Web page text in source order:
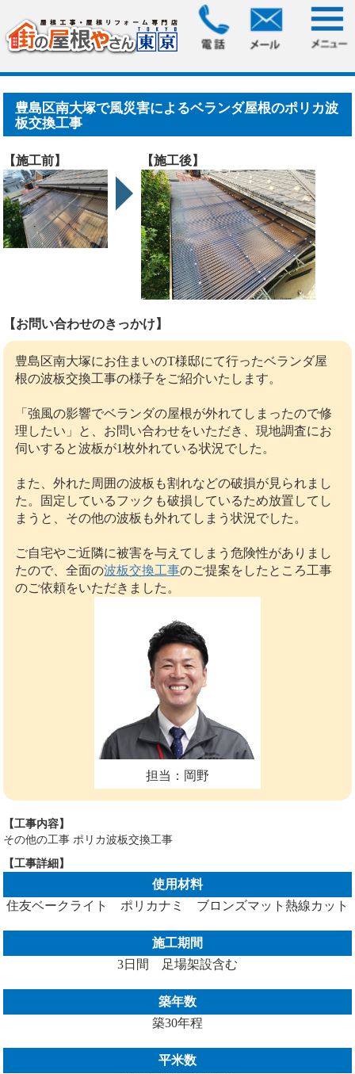
> 豊島区南大塚で風災害によるベランダ屋
根のポリカ波板交換工事
豊島区南大塚で風災害によるベランダ屋根のポリカ波
板交換工事
【施工前】 【施工後】
【お問い合わせのきっかけ】
豊島区南大塚にお住まいのT様邸にて行ったベランダ屋
根の波板交換工事の様子をご紹介いたします。
「強風の影響でベランダの屋根が外れてしまったので修
理したい」と、お問い合わせをいただき、現地調査にお
伺いすると波板が1枚外れている状況でした。
また、外れた周囲の波板も割れなどの破損が見られまし
た。固定しているフックも破損しているため放置してし
まうと、その他の波板も外れてしまう状況でした。
ご自宅やご近隣に被害を与えてしまう危険性がありまし
たので、全面の波板交換工事のご提案をしたところ工事
のご依頼をいただきました。
担当：岡野
【工事内容】
その他の工事 ポリカ波板交換工事
【工事詳細】
使用材料
住友ベークライト ポリカナミ ブロンズマット熱線カット
施工期間
3日間 足場架設含む
築年数
築30年程
平米数